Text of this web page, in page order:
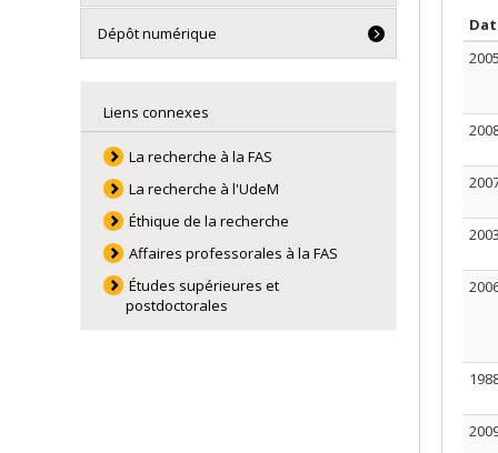
2005
2003
Dépôt numérique
Liens connexes
La recherche à la FAS
La recherche à l'UdeM
Éthique de la recherche
Affaires professorales à la FAS
Études supérieures et
postdoctorales